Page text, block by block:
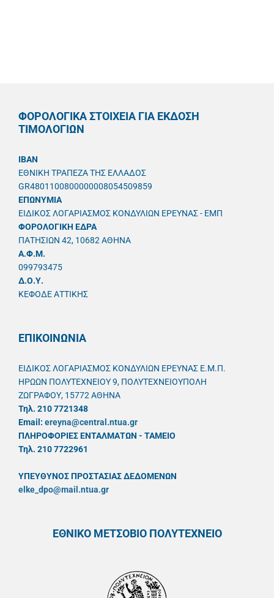
ΦΟΡΟΛΟΓΙΚΑ ΣΤΟΙΧΕΙΑ ΓΙΑ ΕΚΔΟΣΗ
ΤΙΜΟΛΟΓΙΩΝ
IBAN
ΕΘΝΙΚΗ ΤΡΑΠΕΖΑ ΤΗΣ ΕΛΛΑΔΟΣ
GR4801100800000008054509859
ΕΠΩΝΥΜΙΑ
ΕΙΔΙΚΟΣ ΛΟΓΑΡΙΑΣΜΟΣ ΚΟΝΔΥΛΙΩΝ ΕΡΕΥΝΑΣ - ΕΜΠ
ΦΟΡΟΛΟΓΙΚΗ ΕΔΡΑ
ΠΑΤΗΣΙΩΝ 42, 10682 ΑΘΗΝΑ
A.Φ.Μ.
099793475
Δ.Ο.Υ.
ΚΕΦΟΔΕ ΑΤΤΙΚΗΣ
ΕΠΙΚΟΙΝΩΝΙΑ
ΕΙΔΙΚΟΣ ΛΟΓΑΡΙΑΣΜΟΣ ΚΟΝΔΥΛΙΩΝ ΕΡΕΥΝΑΣ Ε.Μ.Π.
ΗΡΩΩΝ ΠΟΛΥΤΕΧΝΕΙΟΥ 9, ΠΟΛΥΤΕΧΝΕΙΟΥΠΟΛΗ
ΖΩΓΡΑΦΟΥ, 15772 ΑΘΗΝΑ
Τηλ. 210 7721348
Email: ereyna@central.ntua.gr
ΠΛΗΡΟΦΟΡΙΕΣ ΕΝΤΑΛΜΑΤΩΝ - ΤΑΜΕΙΟ
Τηλ. 210 7722961
ΥΠΕΥΘYΝΟΣ ΠΡΟΣΤΑΣΙΑΣ ΔΕΔΟΜΕΝΩΝ
elke_dpo@mail.ntua.gr
ΕΘΝΙΚΟ ΜΕΤΣΟΒΙΟ ΠΟΛΥΤΕΧΝΕΙΟ